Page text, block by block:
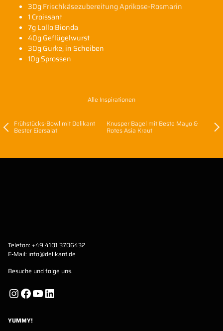
30gFrischkäsezubereitung Aprikose-Rosmarin
1 Croissant
7g Lollo Bionda
40g Geflügelwurst
30g Gurke, in Scheiben
10g Sprossen
Frühstücks-Bowl mit Delikant
Bester Eiersalat
Alle Inspirationen
Knusper Bagel mit Beste Mayo &
Rotes Asia Kraut
Telefon: +49 4101 3706432
E-Mail: info@delikant.de
Besuche und folge uns.
InstagramFacebook YouTube LinkedIn
YUMMY!